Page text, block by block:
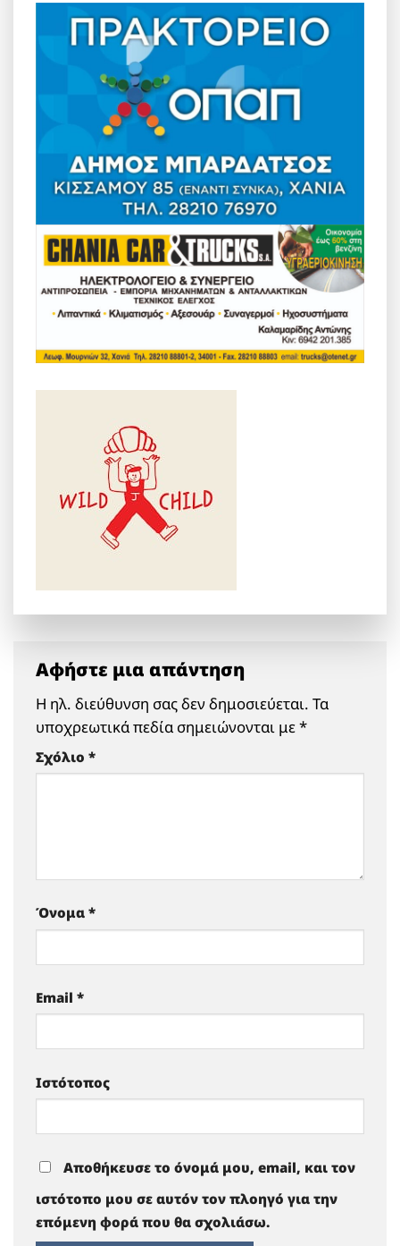
Αφήστε μια απάντηση
Η ηλ. διεύθυνση σας δεν δημοσιεύεται. Τα
υποχρεωτικά πεδία σημειώνονται με*
Σχόλιο *
Όνομα *
Email *
Ιστότοπος
Αποθήκευσε το όνομά μου, email, και τον
ιστότοπο μου σε αυτόν τον πλοηγό για την
επόμενη φορά που θα σχολιάσω.